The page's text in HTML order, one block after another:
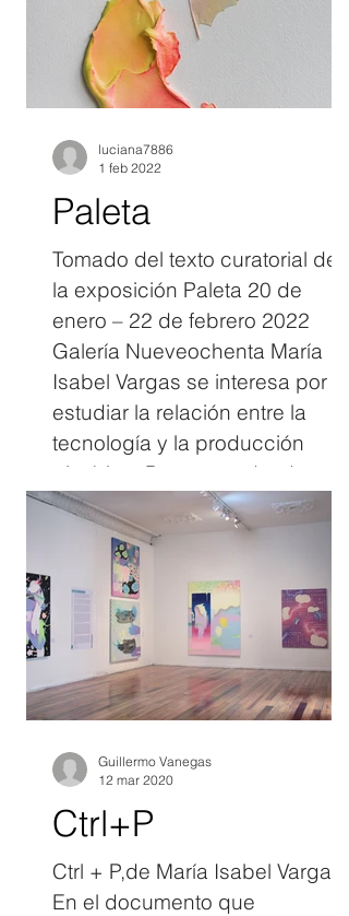
partícula de lo incómodo; entre
todos estos colores y
armoniosos degradés hay tal
¿Cómo se construyen las
identidades, los gustos
Paleta
Tomado del texto curatorial de
la exposición Paleta 20 de
enero – 22 de febrero 2022
Galería Nueveochenta María
Isabel Vargas se interesa por
estudiar la relación entre la
tecnología y la producción
pictórica. Para esto, desde un
ejercicio sociológico repiensa la
Historia del Arte a partir de la
incidencia de distintos
instrumentos que han
determinado las prácticas de
muchos pintores. Por ejemplo:
la cámara oscura, el
daguerrotipo, la fotografía y el
cine; son herramientas qu
luciana7886
1 feb 2022
Ctrl+P
Ctrl + P,de María Isabel Vargas
En el documento que
Guillermo Vanegas
12 mar 2020